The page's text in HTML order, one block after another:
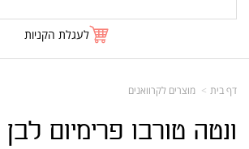
לעגלת הקניות
דף בית מוצרים לקרוואנים
ונטה טורבו פרימיום לבן